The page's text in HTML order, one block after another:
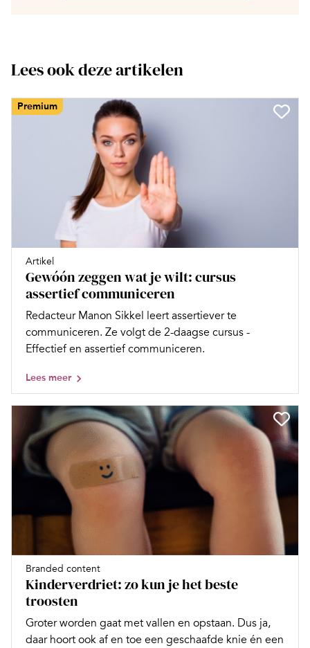
Lees ook deze artikelen
Premium
Artikel
Gewóón zeggen wat je wilt: cursus
assertief communiceren
Redacteur Manon Sikkel leert assertiever te
communiceren. Ze volgt de 2-daagse cursus ­
Effectief en assertief communiceren.
Lees meer
Branded content
Kinderverdriet: zo kun je het beste
troosten
Groter worden gaat met vallen en opstaan. Dus ja,
daar hoort ook af en toe een geschaafde knie én een